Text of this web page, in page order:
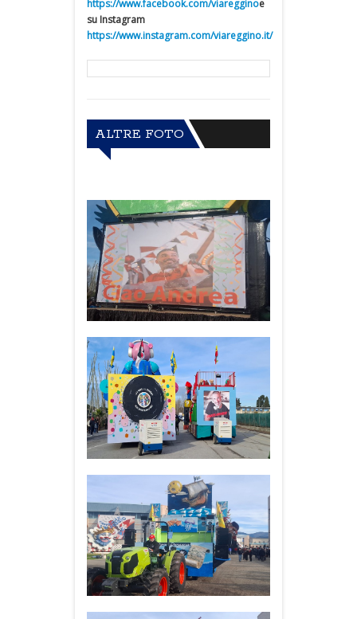
https://www.facebook.com/viaregginoe
su Instagram
https://www.instagram.com/viareggino.it/
ALTRE FOTO